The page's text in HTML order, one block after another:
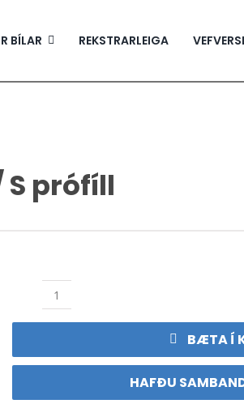
BÍLAR REKSTRARLEIGA
prófíll
Dráttarbeisli
S
BÆTA Í
HAFÐU